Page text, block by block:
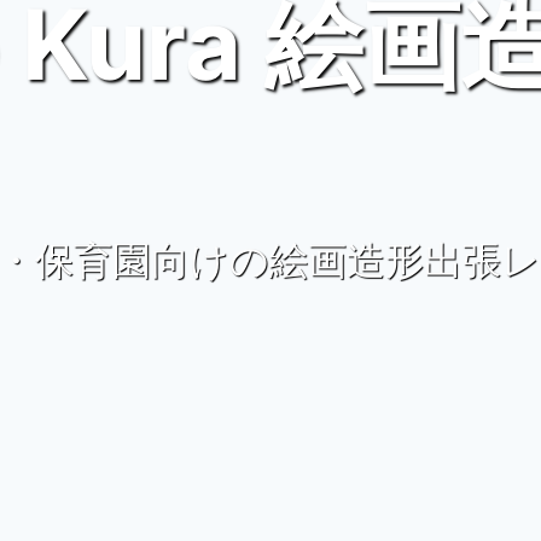
絵画
保育園向けの絵画造形出張